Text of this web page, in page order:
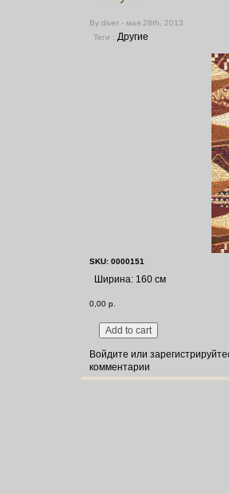
By diver - мая 28th, 2013
Теги : Другие
SKU: 0000151
Ширина: 160 см
0,00 р.
Войдите или
комментарии